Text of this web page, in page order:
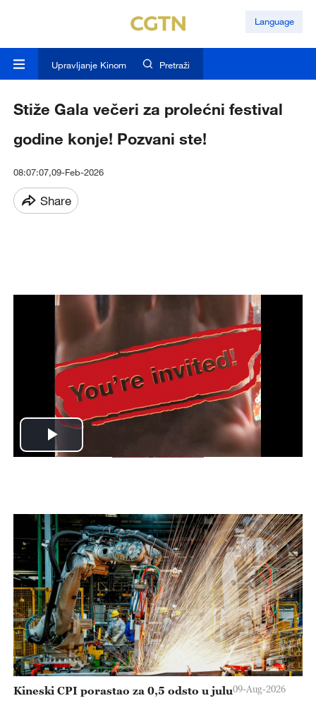
Language
Upravljanje Kinom Pretraži
Stiže Gala večeri za prolećni festival
godine konje! Pozvani ste!
08:07:07,09-Feb-2026
Share
Play
Kineski CPI porastao za 0,5 odsto u julu09-Aug-2026